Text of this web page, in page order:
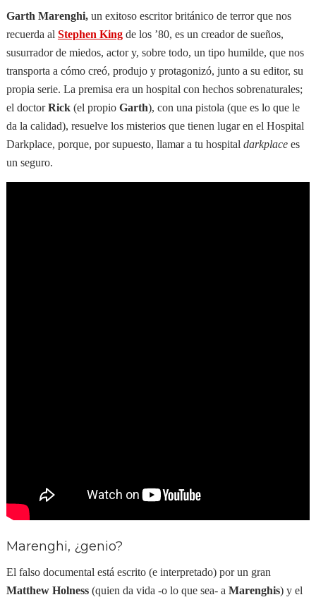
Garth Marenghi,un exitoso escritor británico de terror que nos
recuerda al Stephen Kingde los ’80, es un creador de sueños,
susurrador de miedos, actor y, sobre todo, un tipo humilde, que nos
transporta a cómo creó, produjo y protagonizó, junto a su editor, su
propia serie. La premisa era un hospital con hechos sobrenaturales;
el doctorRick (el propio Garth), con una pistola (que es lo que le
da la calidad), resuelve los misterios que tienen lugar en el Hospital
Darkplace, porque, por supuesto, llamar a tu hospital darkplacees
un seguro.
Marenghi, ¿genio?
El falso documental está escrito (e interpretado) por un gran
Matthew Holness (quien da vida -o lo que sea- a Marenghis) y el